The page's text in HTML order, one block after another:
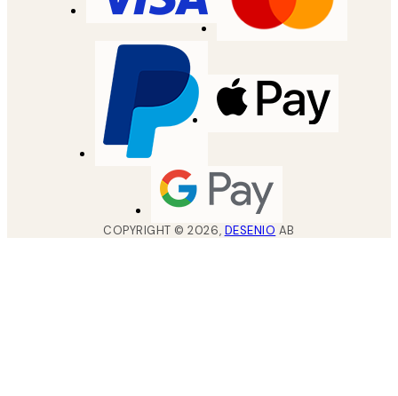
COPYRIGHT ©2026, DESENIO AB